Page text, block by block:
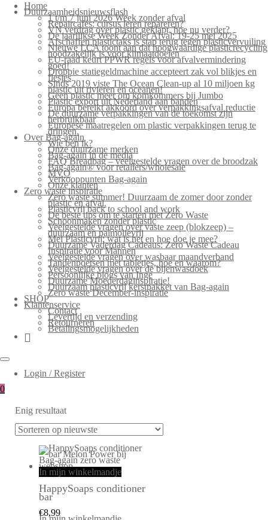
Home
Duurzaamheidsnieuwsflash
1 t/m 7 juni 2026 Week zonder afval
Repaircafés: cursus leren repareren?
VN verdrag over plastic geklapt, hoe nu verder?
De jaarlijkse Week Zonder Afval: 19-25 mei 2025
Afschaffen plastictaks is stap terug tegen plasticvervuiling
Nieuwe LCA toont aan dat hoogwaardige plasticrecycling
noodzakelijk is voor klimaatdoelen
EU-raad keurt PPWR regels voor afvalvermindering
goed!
Droppie statiegeldmachine accepteert zak vol blikjes en
flesjes
Sinds 2019 viste The Ocean Clean-up al 10 miljoen kg
plastic uit rivieren en oceanen!
Geen plastic meer om komkommers bij Jumbo
Plastic export uit Nederland aan banden
Europa bereikt akkoord over verpakkingsafval reductie
De duurzame verpakkingen van de toekomst zijn
herbruikbaar
Europese maatregelen om plastic verpakkingen terug te
dringen.
Over Bag-again
Wie ben ik?
Onze duurzame merken
Bag-again in de media
FAQ Breadbag – veelgestelde vragen over de broodzak
Bag-again® voor retailers/wholesale
MVO
Verkooppunten Bag-again
Onze klanten
Zero waste inspiratie
Zero waste summer! Duurzaam de zomer door zonder
plastic en afval.
Plasticvrij back to school and work
De beste tips om te starten met Zero Waste
Schoonmaken zonder plastic
Veelgestelde vragen over vaste zeep (blokzeep) –
duurzaam en palmolievrij
Mei Plasticvrij: wat is het en hoe doe je mee?
Duurzame Vaderdag Cadeaus: Zero Waste Cadeau
Inspiratie voor Mannen
Veelgestelde vragen over wasbaar maandverband
Tandenpoetsen met tabletjes, hoe en waarom?
Veelgestelde vragen over de bijenwasdoek
Persoonlijke blogs van Inge
Duurzame Moederdaginspiratie!
Duurzaam plasticvrij kerstpakket van Bag-again
Zero waste December-inspiratie
SHOP
Klantenservice
Contact
Levertijd en verzending
Retourneren
Betalingsmogelijkheden
Login / Register
0
Enig resultaat
In mijn winkelmandje
HappySoaps conditioner
bar
€8,99